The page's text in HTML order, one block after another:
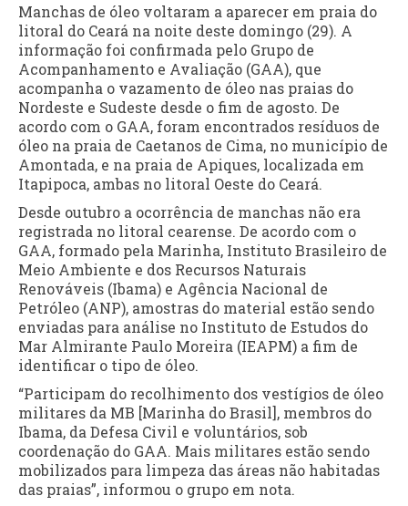
Manchas de óleo voltaram a aparecer em praia do
litoral do Ceará na noite deste domingo (29). A
informação foi confirmada pelo Grupo de
Acompanhamento e Avaliação (GAA), que
acompanha o vazamento de óleo nas praias do
Nordeste e Sudeste desde o fim de agosto. De
acordo com o GAA, foram encontrados resíduos de
óleo na praia de Caetanos de Cima, no município de
Amontada, e na praia de Apiques, localizada em
Itapipoca, ambas no litoral Oeste do Ceará.
Desde outubro a ocorrência de manchas não era
registrada no litoral cearense. De acordo com o
GAA, formado pela Marinha, Instituto Brasileiro de
Meio Ambiente e dos Recursos Naturais
Renováveis (Ibama) e Agência Nacional de
Petróleo (ANP), amostras do material estão sendo
enviadas para análise no Instituto de Estudos do
Mar Almirante Paulo Moreira (IEAPM) a fim de
identificar o tipo de óleo.
“Participam do recolhimento dos vestígios de óleo
militares da MB [Marinha do Brasil], membros do
Ibama, da Defesa Civil e voluntários, sob
coordenação do GAA. Mais militares estão sendo
mobilizados para limpeza das áreas não habitadas
das praias”, informou o grupo em nota.